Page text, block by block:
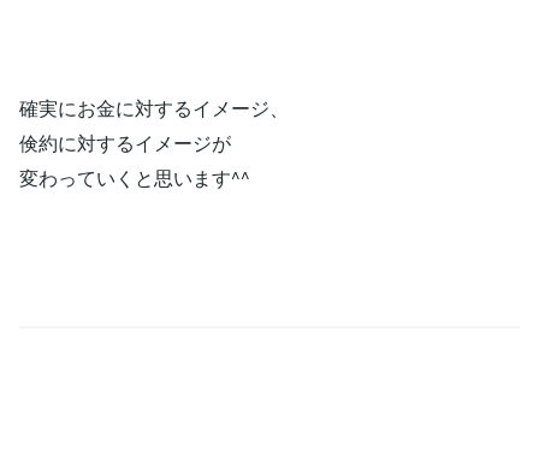
確実にお金に対するイメージ、
倹約に対するイメージが
変わっていくと思います^^